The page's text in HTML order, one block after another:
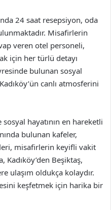
24 saat resepsiyon, oda
Misafirlerin
veren otel personeli,
için her türlü detayı
bulunan sosyal
canlı atmosferini
hayatının en hareketli
bulunan kafeler,
misafirlerin keyifli vakit
Kadıköy’den Beşiktaş,
ulaşım oldukça kolaydır.
keşfetmek için harika bir